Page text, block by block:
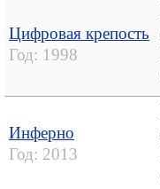
Цифровая крепость
Год: 1998
Инферно
Год: 2013